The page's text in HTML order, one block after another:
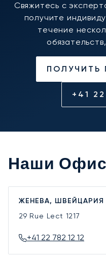
Свяжитесь с
получите
течение
ПОЛУЧИТЬ
+41
Наши
ЖЕНЕВА, ШВЕЙЦАРИЯ
29 Rue Lect 1217
+41 22 782 12 12